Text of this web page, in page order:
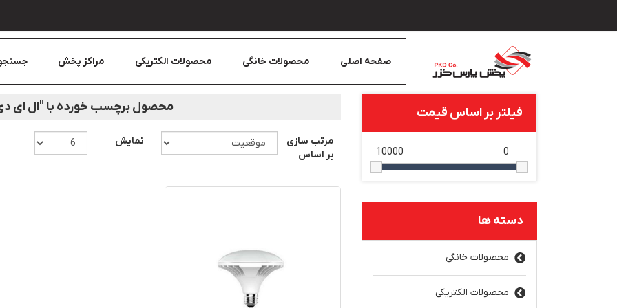
صفحه اصلی محصولات خانگی محصولات الکتریکی مراکز پخش
فیلتر بر اساس قیمت
0
10000
دسته ها
محصولات خانگی
محصولات الکتریکی
محصول برچسب خورده با "ال ای
مرتب سازی
بر اساس
نمایش